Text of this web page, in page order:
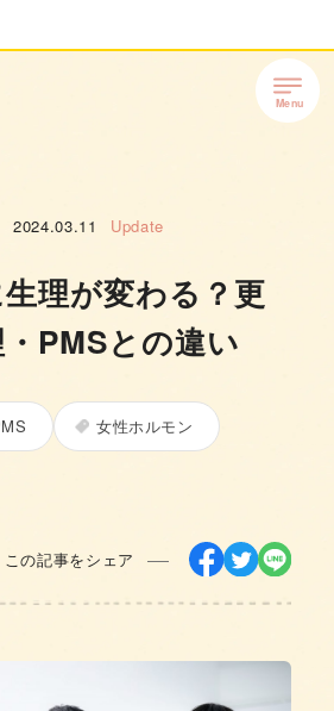
2024.03.11 Update
この記事をシェア
理が変わる？更
PMSとの違い
女性ホルモン